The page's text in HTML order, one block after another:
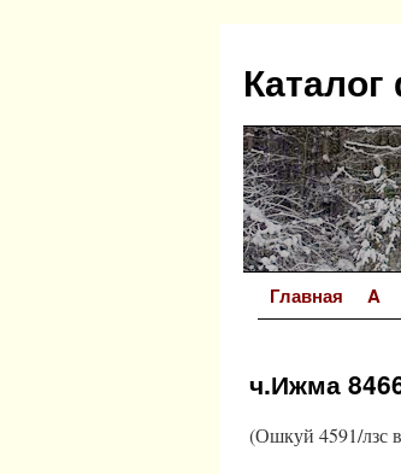
содержимому
Главная A
ч.Ижма
(Ошкуй 4591/